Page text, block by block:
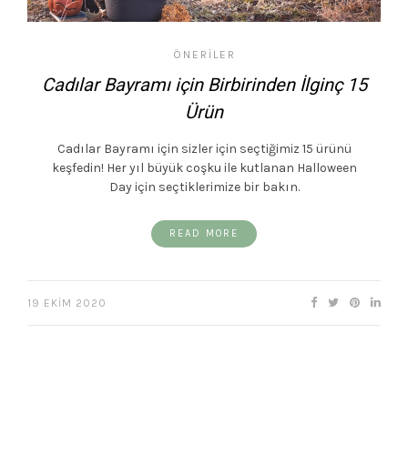
ÖNERILER
Cadılar Bayramı için Birbirinden İlginç 15
Ürün
Cadılar Bayramı için sizler için seçtiğimiz 15 ürünü
keşfedin! Her yıl büyük coşku ile kutlanan Halloween
Day için seçtiklerimize bir bakın.
READ MORE
19 EKIM 2020